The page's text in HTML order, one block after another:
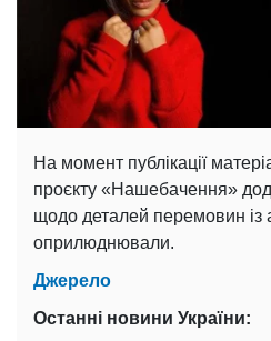
На момент публікації
проєкту «Нашебачення»
щодо деталей перемовин із
оприлюднювали.
Джерело
Останні новини України: